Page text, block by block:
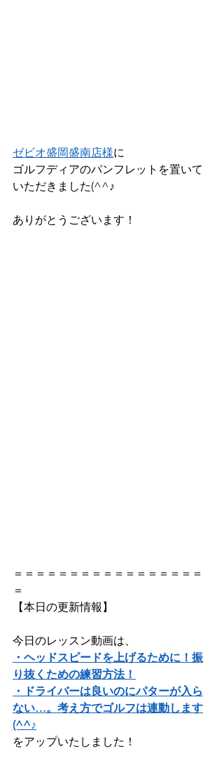
ゼビオ盛岡盛南店様に
ゴルフディアのパンフレットを置いて
いただきました(^^♪
ありがとうございます！
＝＝＝＝＝＝＝＝＝＝＝＝＝＝＝＝＝
＝
【本日の更新情報】
今日のレッスン動画は、
・ヘッドスピードを上げるために！振
り抜くための練習方法！
・ドライバーは良いのにパターが入ら
ない…。考え方でゴルフは連動します
(^^♪
をアップいたしました！